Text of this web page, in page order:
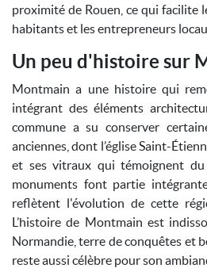
proximité de Rouen, ce qui facilite
habitants et les entrepreneurs
Un peu d'histoire sur
Montmain a une histoire qui
intégrant des éléments
commune a su conserver
anciennes, dont l’église Saint-
et ses vitraux qui témoignent du
monuments font partie
reflètent l'évolution de cette
L’histoire de Montmain est
Normandie, terre de conquêtes et
reste aussi célèbre pour son